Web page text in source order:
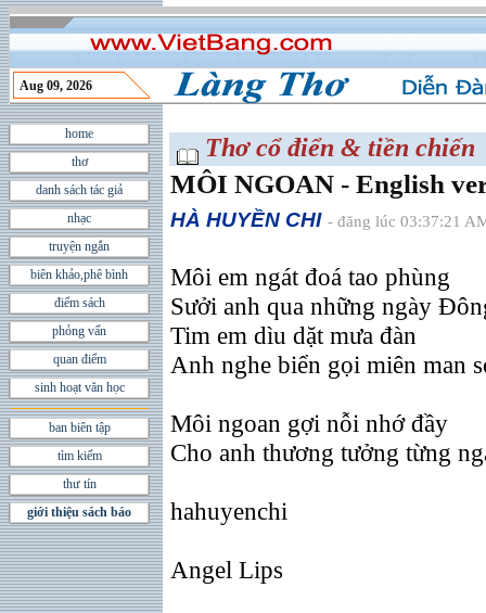
Aug 09, 2026
home
thơ
danh sách tác giả
nhạc
truyện ngắn
biên khảo,phê bình
điểm sách
phỏng vấn
quan điểm
sinh hoạt văn học
ban biên tập
tìm kiếm
thư tín
giới thiệu sách báo
Thơ cổ điển & tiền chiến
MÔI NGOAN - English
HÀ HUYỀN CHI - đăng lúc 03:37:21
Môi em ngát đoá tao phùng
Sưởi anh qua những ngày
Tim em dìu dặt mưa đàn
Anh nghe biển gọi miên man
Môi ngoan gợi nỗi nhớ đầy
Cho anh thương tưởng từng
hahuyenchi
Angel Lips